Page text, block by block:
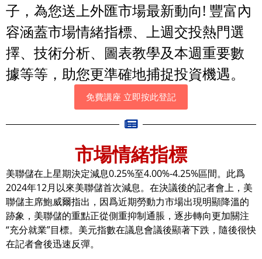
子，為您送上外匯市場最新動向! 豐富內
容涵蓋市場情緒指標、上週交投熱門選
擇、技術分析、圖表教學及本週重要數
據等等，助您更準確地捕捉投資機遇。
免費講座 立即按此登記
市場情緒指標
美聯儲在上星期決定減息0.25%至4.00%-4.25%區間。此爲
2024年12月以來美聯儲首次減息。在決議後的記者會上，美
聯儲主席鮑威爾指出，因爲近期勞動力市場出現明顯降溫的
跡象，美聯儲的重點正從側重抑制通脹，逐步轉向更加關注
“充分就業”目標。美元指數在議息會議後顯著下跌，隨後很快
在記者會後迅速反彈。